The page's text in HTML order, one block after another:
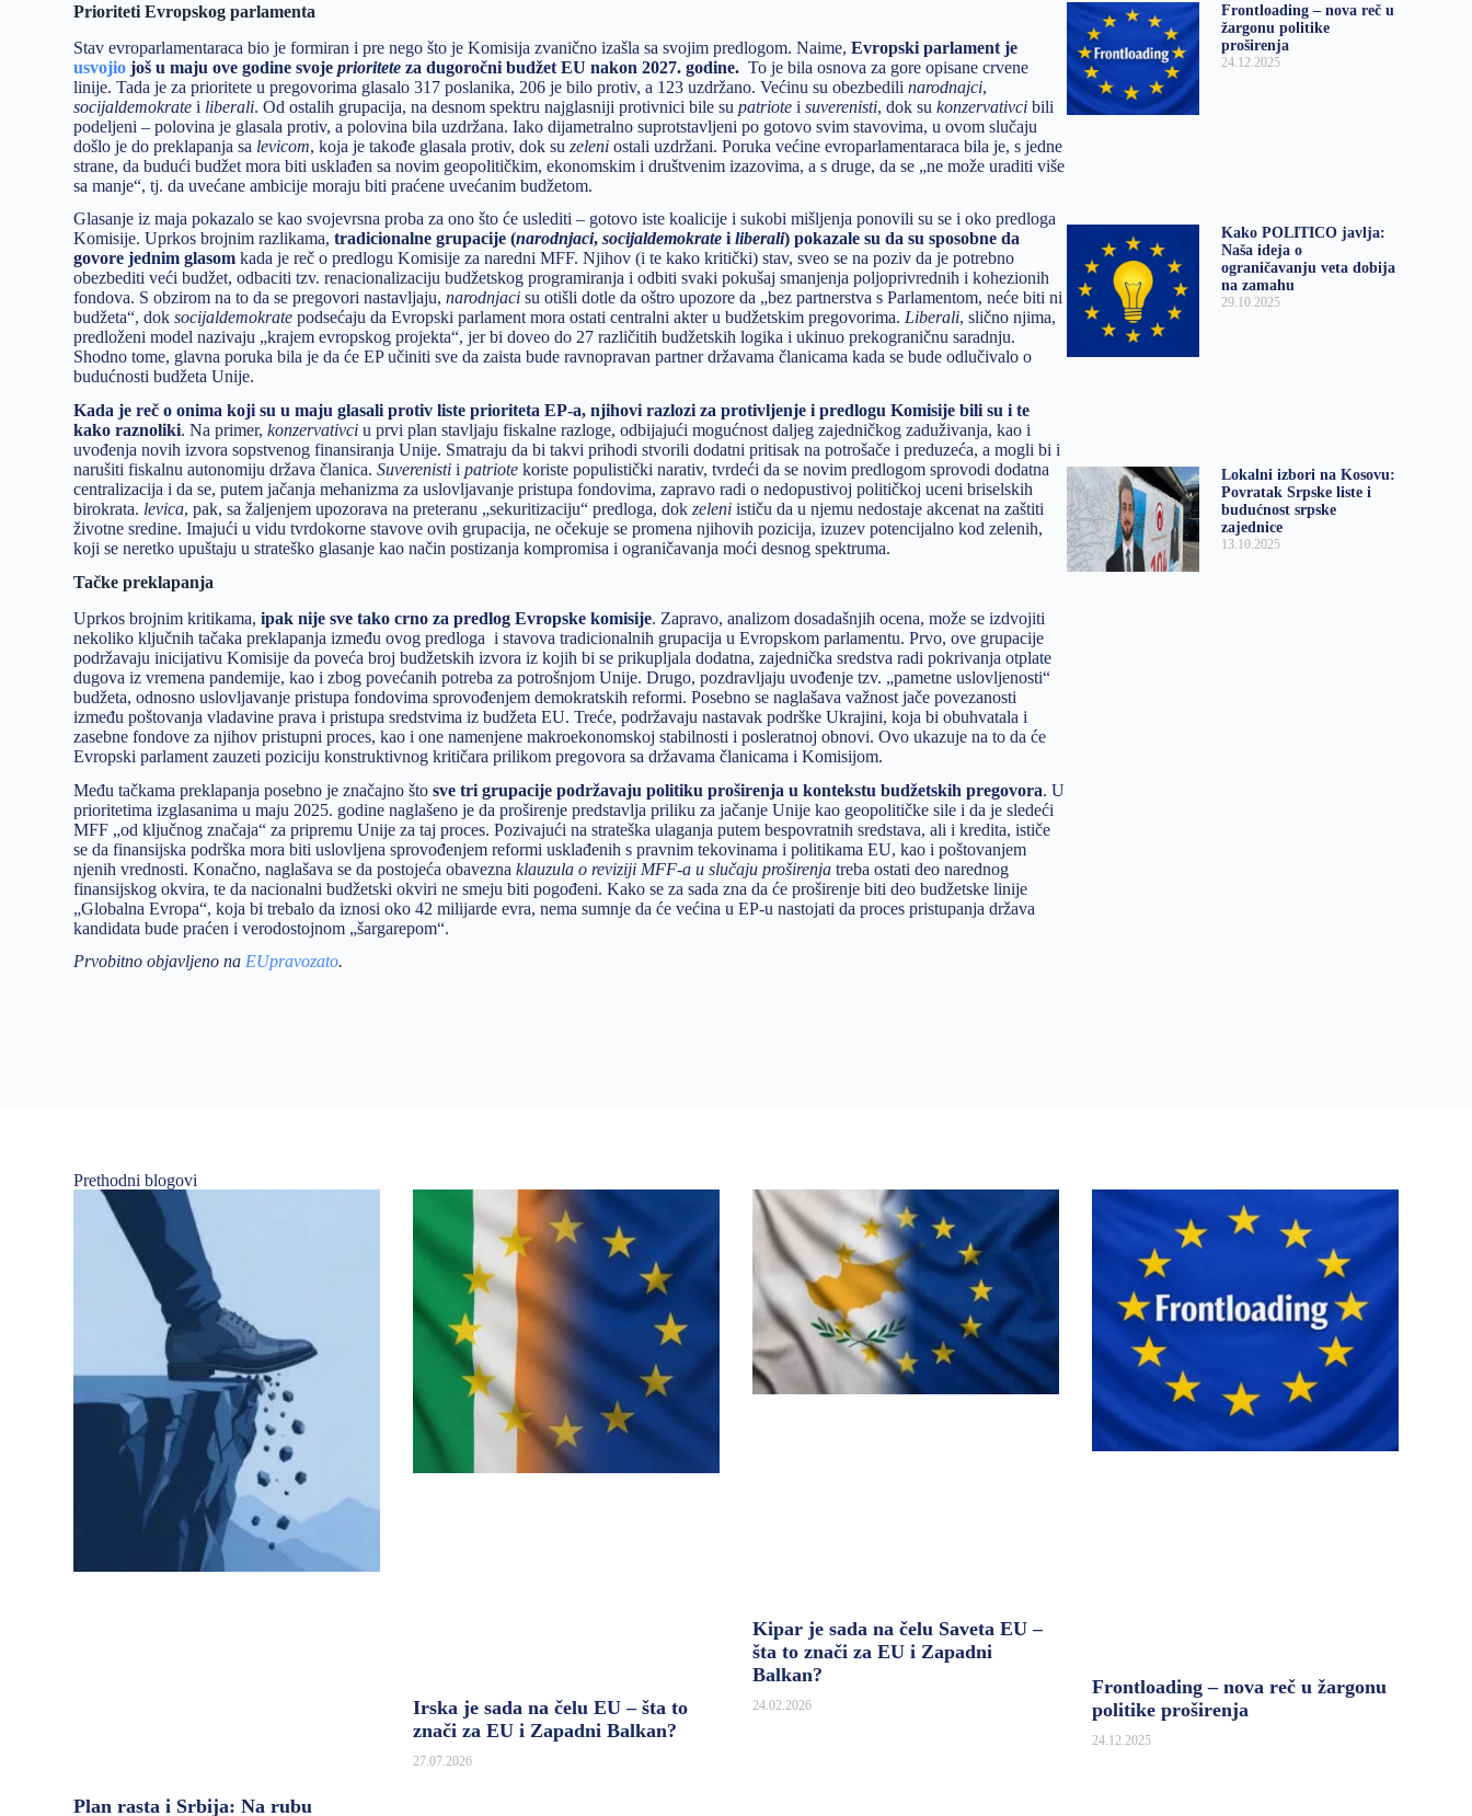
Prioriteti Evropskog parlamenta
Stav evroparlamentaraca bio je formiran i pre nego što je Komisija zvanično izašla sa svojim predlogom. Naime,Evropski parlament je
usvojio još u maju ove godine svojeprioritete za dugoročni budžet EU nakon 2027. godine. To je bila osnova za gore opisane crvene
linije. Tada je za prioritete u pregovorima glasalo 317 poslanika, 206 je bilo protiv, a 123 uzdržano. Većinu su obezbedilinarodnajci,
socijaldemokrate i liberali. Od ostalih grupacija, na desnom spektru najglasniji protivnici bile supatriote isuverenisti, dok sukonzervativci bili
podeljeni – polovina je glasala protiv, a polovina bila uzdržana. Iako dijametralno suprotstavljeni po gotovo svim stavovima, u ovom slučaju
došlo je do preklapanja sa levicom, koja je takođe glasala protiv, dok suzeleni ostali uzdržani. Poruka većine evroparlamentaraca bila je, s jedne
strane, da budući budžet mora biti usklađen sa novim geopolitičkim, ekonomskim i društvenim izazovima, a s druge, da se „ne može uraditi više
sa manje“, tj. da uvećane ambicije moraju biti praćene uvećanim budžetom.
Glasanje iz maja pokazalo se kao svojevrsna proba za ono što će uslediti – gotovo iste koalicije i sukobi mišljenja ponovili su se i oko predloga
Komisije. Uprkos brojnim razlikama,tradicionalne grupacije (narodnjaci,socijaldemokrate iliberali) pokazale su da su sposobne da
govore jednim glasom kada je reč o predlogu Komisije za naredni MFF. Njihov (i te kako kritički) stav, sveo se na poziv da je potrebno
obezbediti veći budžet, odbaciti tzv. renacionalizaciju budžetskog programiranja i odbiti svaki pokušaj smanjenja poljoprivrednih i kohezionih
fondova. S obzirom na to da se pregovori nastavljaju,narodnjaci su otišli dotle da oštro upozore da „bez partnerstva s Parlamentom, neće biti ni
budžeta“, doksocijaldemokrate podsećaju da Evropski parlament mora ostati centralni akter u budžetskim pregovorima. Liberali, slično njima,
predloženi model nazivaju „krajem evropskog projekta“, jer bi doveo do 27 različitih budžetskih logika i ukinuo prekograničnu saradnju.
Shodno tome, glavna poruka bila je da će EP učiniti sve da zaista bude ravnopravan partner državama članicama kada se bude odlučivalo o
budućnosti budžeta Unije.
Kada je reč o onima koji su u maju glasali protiv liste prioriteta EP-a, njihovi razlozi za protivljenje i predlogu Komisije bili su i te
kako raznoliki. Na primer,konzervativciu prvi plan stavljaju fiskalne razloge, odbijajući mogućnost daljeg zajedničkog zaduživanja, kao i
uvođenja novih izvora sopstvenog finansiranja Unije. Smatraju da bi takvi prihodi stvorili dodatni pritisak na potrošače i preduzeća, a mogli bi i
narušiti fiskalnu autonomiju država članica.Suverenistiipatriotekoriste populistički narativ, tvrdeći da se novim predlogom sprovodi dodatna
centralizacija i da se, putem jačanja mehanizma za uslovljavanje pristupa fondovima, zapravo radi o nedopustivoj političkoj uceni briselskih
birokrata. levica, pak, sa žaljenjem upozorava na preteranu „sekuritizaciju“ predloga, dokzeleniističu da u njemu nedostaje akcenat na zaštiti
životne sredine. Imajući u vidu tvrdokorne stavove ovih grupacija, ne očekuje se promena njihovih pozicija, izuzev potencijalno kod zelenih,
koji se neretko upuštaju u strateško glasanje kao način postizanja kompromisa i ograničavanja moći desnog spektruma.
Tačke preklapanja
Uprkos brojnim kritikama,ipak nije sve tako crno za predlog Evropske komisije. Zapravo, analizom dosadašnjih ocena, može se izdvojiti
nekoliko ključnih tačaka preklapanja između ovog predloga i stavova tradicionalnih grupacija u Evropskom parlamentu. Prvo, ove grupacije
podržavaju inicijativu Komisije da poveća broj budžetskih izvora iz kojih bi se prikupljala dodatna, zajednička sredstva radi pokrivanja otplate
dugova iz vremena pandemije, kao i zbog povećanih potreba za potrošnjom Unije. Drugo, pozdravljaju uvođenje tzv. „pametne uslovljenosti“
budžeta, odnosno uslovljavanje pristupa fondovima sprovođenjem demokratskih reformi. Posebno se naglašava važnost jače povezanosti
između poštovanja vladavine prava i pristupa sredstvima iz budžeta EU. Treće, podržavaju nastavak podrške Ukrajini, koja bi obuhvatala i
zasebne fondove za njihov pristupni proces, kao i one namenjene makroekonomskoj stabilnosti i posleratnoj obnovi. Ovo ukazuje na to da će
Evropski parlament zauzeti poziciju konstruktivnog kritičara prilikom pregovora sa državama članicama i Komisijom.
Među tačkama preklapanja posebno je značajno štosve tri grupacije podržavaju politiku proširenja u kontekstu budžetskih pregovora. U
prioritetima izglasanima u maju 2025. godine naglašeno je da proširenje predstavlja priliku za jačanje Unije kao geopolitičke sile i da je sledeći
MFF „od ključnog značaja“ za pripremu Unije za taj proces. Pozivajući na strateška ulaganja putem bespovratnih sredstava, ali i kredita, ističe
se da finansijska podrška mora biti uslovljena sprovođenjem reformi usklađenih s pravnim tekovinama i politikama EU, kao i poštovanjem
njenih vrednosti. Konačno, naglašava se da postojeća obaveznaklauzula o reviziji MFF-a u slučaju proširenja treba ostati deo narednog
finansijskog okvira, te da nacionalni budžetski okviri ne smeju biti pogođeni. Kako se za sada zna da će proširenje biti deo budžetske linije
„Globalna Evropa“, koja bi trebalo da iznosi oko 42 milijarde evra, nema sumnje da će većina u EP-u nastojati da proces pristupanja država
kandidata bude praćen i verodostojnom „šargarepom“.
Prvobitno objavljeno na EUpravozato.
Frontloading – nova reč u
žargonu politike
proširenja
24.12.2025
Kako POLITICO javlja:
Naša ideja o
ograničavanju veta dobija
na zamahu
29.10.2025
Lokalni izbori na Kosovu:
Povratak Srpske liste i
budućnost srpske
zajednice
13.10.2025
Prethodni blogovi
Plan rasta i Srbija: Na rubu
Irska je sada na čelu EU – šta to
znači za EU i Zapadni Balkan?
27.07.2026
Kipar je sada na čelu Saveta EU –
šta to znači za EU i Zapadni
Balkan?
24.02.2026
Frontloading – nova reč u žargonu
politike proširenja
24.12.2025